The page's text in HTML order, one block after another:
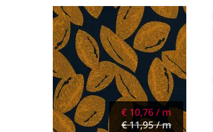
€ 10,76 / m
€ 11,95 / m